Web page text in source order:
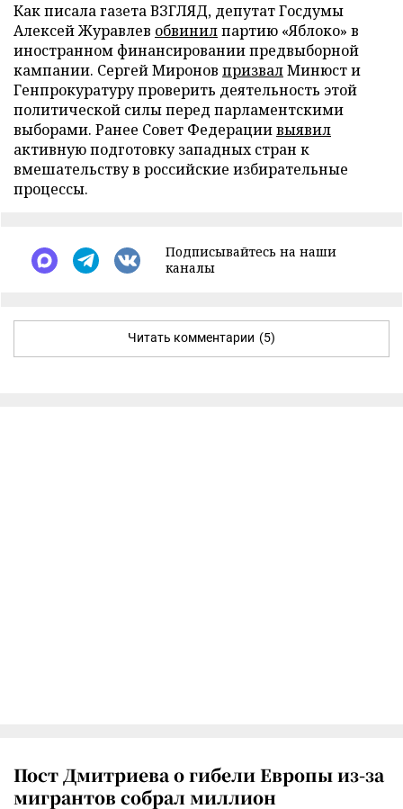
Как писала газета ВЗГЛЯД, депутат Госдумы
Алексей Журавлев обвинилпартию «Яблоко» в
иностранном финансировании предвыборной
кампании. Сергей Миронов призвалМинюст и
Генпрокуратуру проверить деятельность этой
политической силы перед парламентскими
выборами. Ранее Совет Федерациивыявил
активную подготовку западных стран к
вмешательству в российские избирательные
процессы.
Подписывайтесь на наши
каналы
Читать комментарии (5)
Пост Дмитриева о гибели Европы из-за
мигрантов собрал миллион